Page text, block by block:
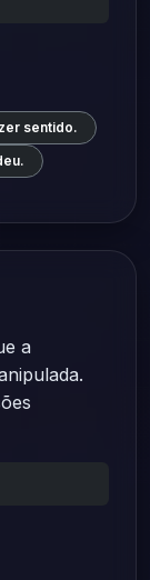
sentido.
a